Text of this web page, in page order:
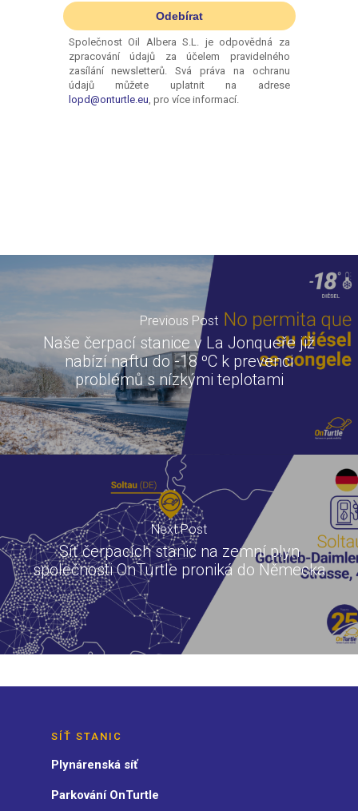
Previous Post
Naše čerpací stanice v La Jonqueře již
nabízí naftu do -18 ºC k prevenci
problémů s nízkými teplotami
Next Post
Síť čerpacích stanic na zemní plyn
společnosti OnTurtle proniká do Německa
SÍŤ STANIC
Plynárenská síť
Parkování OnTurtle